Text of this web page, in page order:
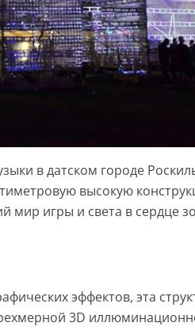
в датском городе
высокую
мир игры и света в сердце
эффектов, эта
3D